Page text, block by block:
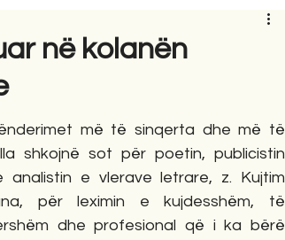
në kolanën
më të sinqerta dhe më të
shkojnë sot për poetin, publicistin
analistin e vlerave letrare, z. Kujtim
për leximin e kujdesshëm, të
dhe profesional që i ka bërë